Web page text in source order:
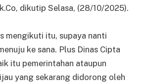
dikutip Selasa, (28/10/2025).
mengikuti itu, supaya nanti
ke sana. Plus Dinas Cipta
itu pemerintahan ataupun
yang sekarang didorong oleh